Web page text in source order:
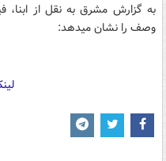
به گزارش مشرق به نقل از ابنا،
وصف را نشان می‏دهد: